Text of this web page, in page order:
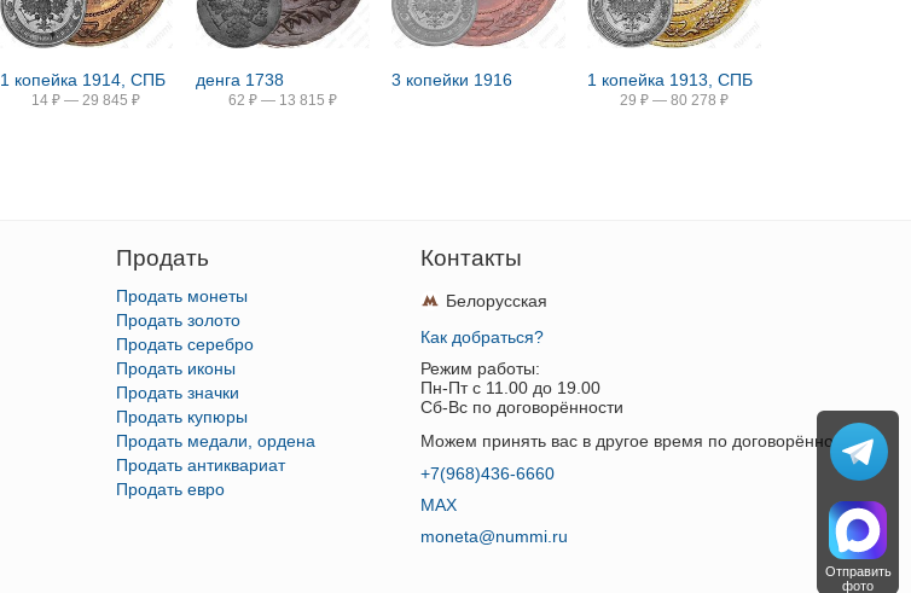
1 копейка 1914, СПБ
14 ₽ — 29 845 ₽
денга 1738
62 ₽ — 13 815 ₽
3 копейки 1916 1 копейка 1913, СПБ
29 ₽ — 80 278 ₽
Продать
Продать монеты
Продать золото
Продать серебро
Продать иконы
Продать значки
Продать купюры
Продать медали, ордена
Продать антиквариат
Продать евро
Контакты
Белорусская
Как добраться?
Режим работы:
Пн-Пт c 11.00 до 19.00
Сб-Вс по договорённости
Можем принять вас в другое время по договорённости.
+7(968)436-6660
MAX
moneta@nummi.ru
Отправить
фото